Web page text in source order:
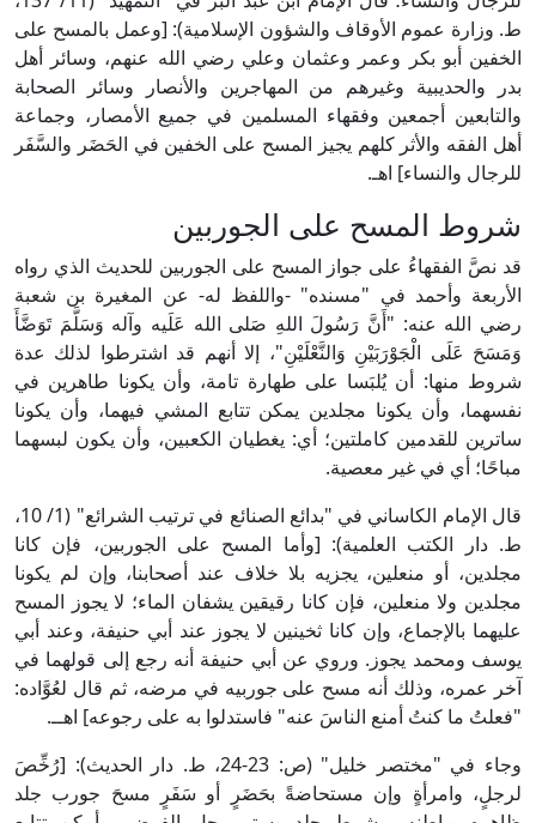
ط. وزارة عموم الأوقاف والشؤون الإسلامية): [وعمل بالمسح على
الخفين أبو بكر وعمر وعثمان وعلي رضي الله عنهم، وسائر أهل
بدر والحديبية وغيرهم من المهاجرين والأنصار وسائر الصحابة
والتابعين أجمعين وفقهاء المسلمين في جميع الأمصار، وجماعة
أهل الفقه والأثر كلهم يجيز المسح على الخفين في الحَضَر والسَّفَر
للرجال والنساء] اهـ.
شروط المسح على الجوربين
قد نصَّ الفقهاءُ على جواز المسح على الجوربين للحديث الذي رواه
الأربعة وأحمد في "مسنده" -واللفظ له- عن المغيرة بن شعبة
رضي الله عنه: "أَنَّ رَسُولَ اللهِ صَلى الله عَلَيه وآله وَسَلَّمَ تَوَضَّأَ
وَمَسَحَ عَلَى الْجَوْرَبَيْنِ وَالنَّعْلَيْنِ"، إلا أنهم قد اشترطوا لذلك عدة
شروط منها: أن يُلبَسا على طهارة تامة، وأن يكونا طاهرين في
نفسهما، وأن يكونا مجلدين يمكن تتابع المشي فيهما، وأن يكونا
ساترين للقدمين كاملتين؛ أي: يغطيان الكعبين، وأن يكون لبسهما
مباحًا؛ أي في غير معصية.
قال الإمام الكاساني في "بدائع الصنائع في ترتيب الشرائع" (1/ 10،
ط. دار الكتب العلمية): [وأما المسح على الجوربين، فإن كانا
مجلدين، أو منعلين، يجزيه بلا خلاف عند أصحابنا، وإن لم يكونا
مجلدين ولا منعلين، فإن كانا رقيقين يشفان الماء؛ لا يجوز المسح
عليهما بالإجماع، وإن كانا ثخينين لا يجوز عند أبي حنيفة، وعند أبي
يوسف ومحمد يجوز. وروي عن أبي حنيفة أنه رجع إلى قولهما في
آخر عمره، وذلك أنه مسح على جوربيه في مرضه، ثم قال لعُوَّاده:
"فعلتُ ما كنتُ أمنع الناسَ عنه" فاستدلوا به على رجوعه] اهــ.
وجاء في "مختصر خليل" (ص: 23-24، ط. دار الحديث): [رُخِّصَ
لرجلٍ، وامرأةٍ وإن مستحاضةً بحَضَرٍ أو سَفَرٍ مسحَ جورب جلد